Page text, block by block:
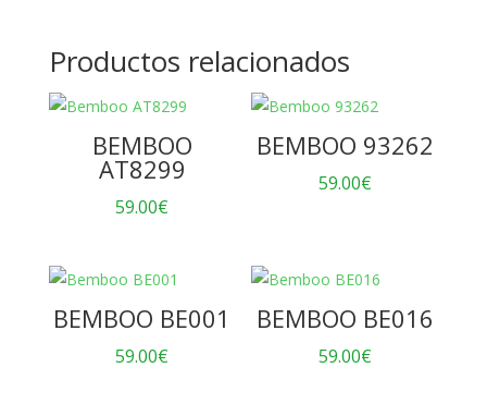
Productos relacionados
BEMBOO
AT8299
59.00€
BEMBOO 93262
59.00€
BEMBOO BE001
59.00€
BEMBOO BE016
59.00€